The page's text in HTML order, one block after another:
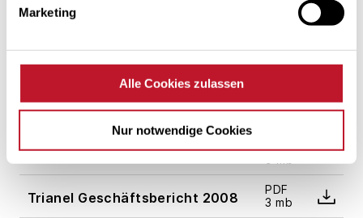
Marketing
Alle Cookies zulassen
Nur notwendige Cookies
Trianel Geschäftsbericht 2011
PDF
Trianel Geschäftsbericht 2010
PDF
Trianel Geschäftsbericht 2009
PDF
Trianel Geschäftsbericht 2008
PDF
3 mb